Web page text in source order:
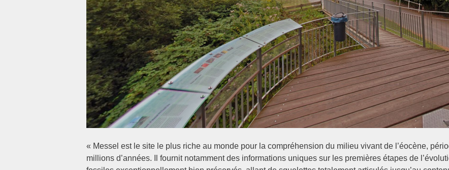
« Messel est le site le plus riche au monde pour la compréhension du milieu vivant de l’éocène,
millions d’années. Il fournit notamment des informations uniques sur les premières étapes de